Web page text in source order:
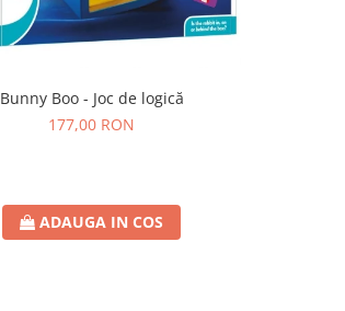
Bunny Boo - Joc de logică
177,00 RON
ADAUGA IN COS